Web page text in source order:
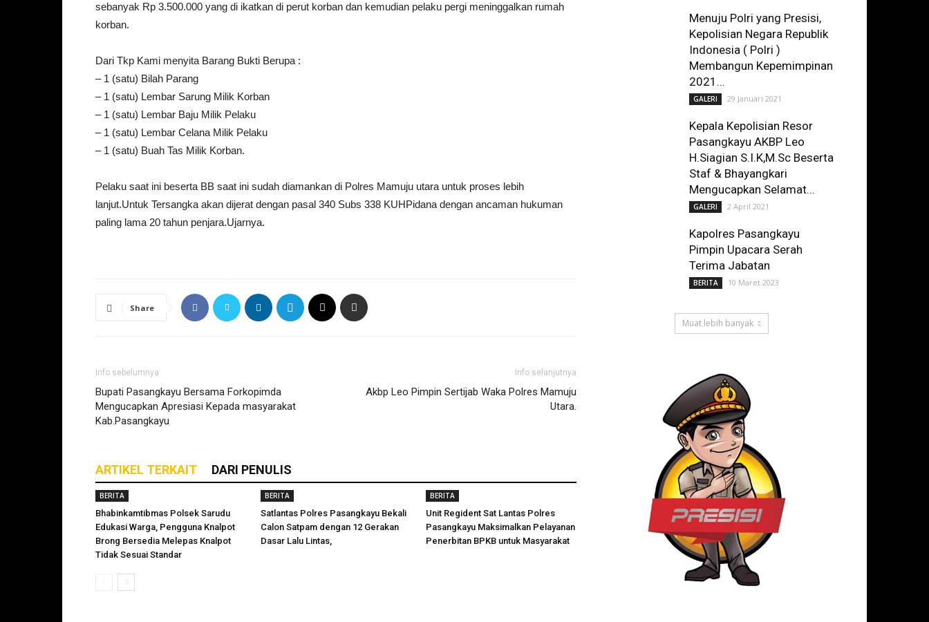
sebanyak Rp 3.500.000 yang di ikatkan di perut korban dan kemudian pelaku pergi meninggalkan rumah
korban.
Dari Tkp Kami menyita Barang Bukti Berupa :
– 1 (satu) Bilah Parang
– 1 (satu) Lembar Sarung Milik Korban
– 1 (satu) Lembar Baju Milik Pelaku
– 1 (satu) Lembar Celana Milik Pelaku
– 1 (satu) Buah Tas Milik Korban.
Pelaku saat ini beserta BB saat ini sudah diamankan di Polres Mamuju utara untuk proses lebih
lanjut.Untuk Tersangka akan dijerat dengan pasal 340 Subs 338 KUHPidana dengan ancaman hukuman
paling lama 20 tahun penjara.Ujarnya.
Share
Info sebelumnya
Bupati Pasangkayu Bersama Forkopimda
Mengucapkan Apresiasi Kepada masyarakat
Kab.Pasangkayu
Info selanjutnya
Akbp Leo Pimpin Sertijab Waka Polres Mamuju
Utara.
ARTIKEL TERKAIT DARI PENULIS
BERITA
Bhabinkamtibmas Polsek Sarudu
Edukasi Warga, Pengguna Knalpot
Brong Bersedia Melepas Knalpot
Tidak Sesuai Standar
BERITA
Satlantas Polres Pasangkayu Bekali
Calon Satpam dengan 12 Gerakan
Dasar Lalu Lintas,
BERITA
Unit Regident Sat Lantas Polres
Pasangkayu Maksimalkan Pelayanan
Penerbitan BPKB untuk Masyarakat
Menuju Polri yang Presisi,
Kepolisian Negara Republik
Indonesia ( Polri )
Membangun Kepemimpinan
2021...
GALERI 29 Januari 2021
Kepala Kepolisian Resor
Pasangkayu AKBP Leo
H.Siagian S.I.K,M.Sc Beserta
Staf & Bhayangkari
Mengucapkan Selamat...
GALERI 2 April 2021
Kapolres Pasangkayu
Pimpin Upacara Serah
Terima Jabatan
BERITA 10 Maret 2023
Muat lebih banyak